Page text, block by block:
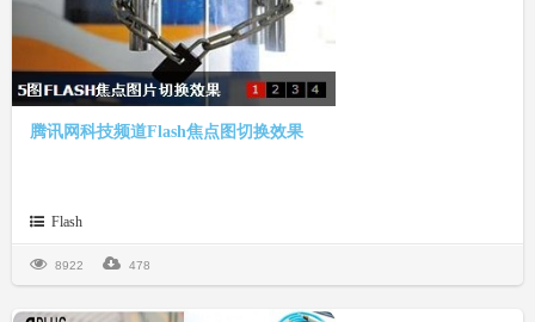
腾讯网科技频道Flash焦点图切换效果
Flash
8922 478